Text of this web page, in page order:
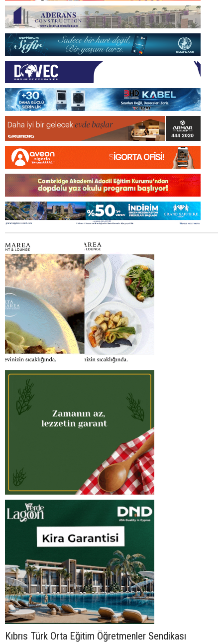
Kıbrıs Türk Orta Eğitim Öğretmenler Sendikası